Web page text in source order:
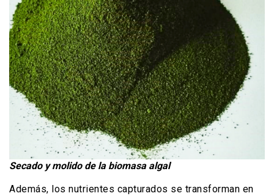
Secado y molido de la biomasa algal
Además, los nutrientes capturados se transforman en